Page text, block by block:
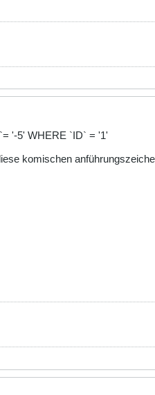
'-5' WHERE `ID` = '1'
komischen